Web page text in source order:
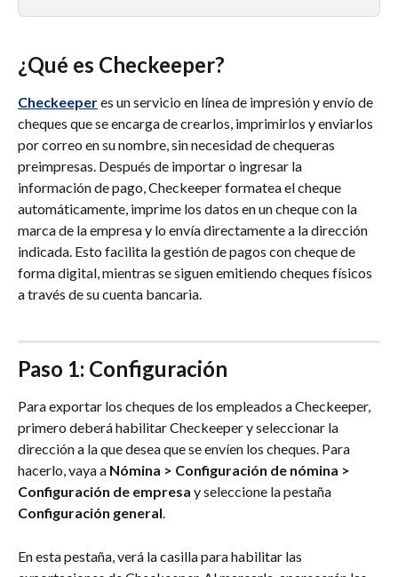
¿Qué es Checkeeper?
Checkeeper es un servicio en línea de impresión y envío de
cheques que se encarga de crearlos, imprimirlos y enviarlos
por correo en su nombre, sin necesidad de chequeras
preimpresas. Después de importar o ingresar la
información de pago, Checkeeper formatea el cheque
automáticamente, imprime los datos en un cheque con la
marca de la empresa y lo envía directamente a la dirección
indicada. Esto facilita la gestión de pagos con cheque de
forma digital, mientras se siguen emitiendo cheques físicos
a través de su cuenta bancaria.
Paso 1: Configuración
Para exportar los cheques de los empleados a Checkeeper,
primero deberá habilitar Checkeeper y seleccionar la
dirección a la que desea que se envíen los cheques. Para
hacerlo, vaya a Nómina > Configuración de nómina >
Configuración de empresa y seleccione la pestaña
Configuración general.
En esta pestaña, verá la casilla para habilitar las